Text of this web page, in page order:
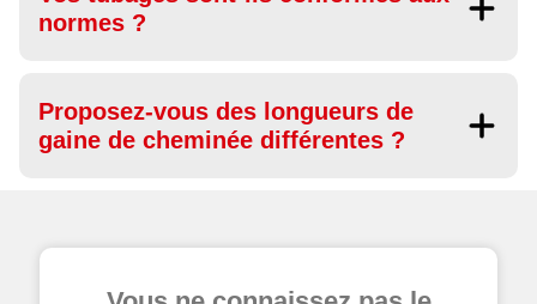
normes ?
Proposez-vous des longueurs de
gaine de cheminée différentes ?